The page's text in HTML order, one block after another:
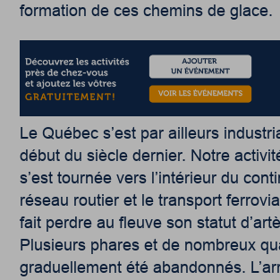
formation de ces chemins de glace.
Le Québec s’est par ailleurs
début du siècle dernier. Notre
s’est tournée vers l’intérieur du
réseau routier et le transport
fait perdre au fleuve son statut
Plusieurs phares et de nombreux
graduellement été abandonnés.